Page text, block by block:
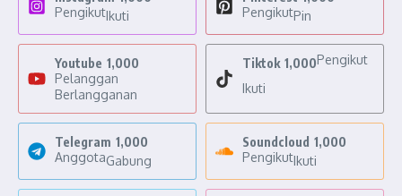
PengikutIkuti
PengikutPin
Youtube 1,000
Pelanggan
Berlangganan
Tiktok 1,000Pengikut
Ikuti
Telegram 1,000
AnggotaGabung
Soundcloud 1,000
PengikutIkuti